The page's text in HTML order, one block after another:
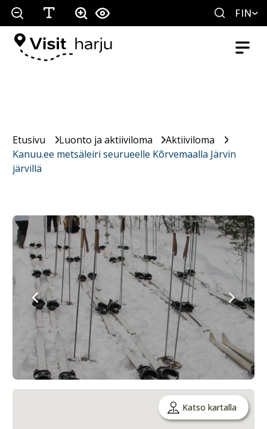
FIN
Etusivu Luonto ja aktiiviloma
Aktiiviloma
Kanuu.ee metsäleiri seurueelle Kõrvemaalla Järvin
järvillä
Katso kartalla